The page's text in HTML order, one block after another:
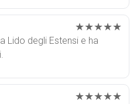
★★★★★
Lido degli Estensi e ha
★★★★★